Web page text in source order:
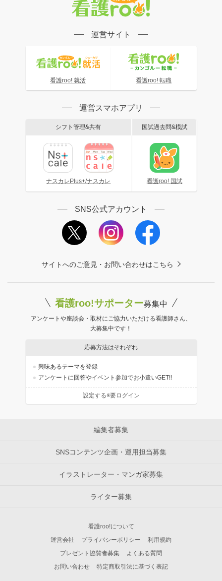
運営サイト
看護roo! 就活 看護roo! 転職
運営スマホアプリ
シフト管理&共有
ナスカレPlus+/ナスカレ
国試過去問&模試
看護roo! 国試
SNS公式アカウント
サイトへのご意見・お問い合わせはこちら
看護roo!サポーター募集中
アンケートや座談会・取材にご協力いただける看護師さん、
大募集中です！
応募方法はそれぞれ
興味あるテーマを登録
アンケートに回答やイベント参加でお小遣いGET!!
設定する※要ログイン
編集者募集
SNSコンテンツ企画・運用担当募集
イラストレーター・マンガ家募集
ライター募集
看護roo!について
運営会社
プライバシーポリシー
利用規約
プレゼント協賛者募集
よくある質問
お問い合わせ
特定商取引法に基づく表記